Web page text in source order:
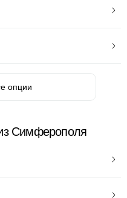
опции
Симферополя